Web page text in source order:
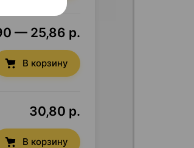
— 25,86 р.
В корзину
30,80 р.
В корзину